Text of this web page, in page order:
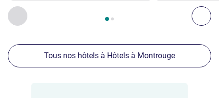
Précédent - Nos autres établissements à proximité
Page , Nos autres établissements à proximité 1 :,
Tous nos hôtels à Hôtels à Montrouge